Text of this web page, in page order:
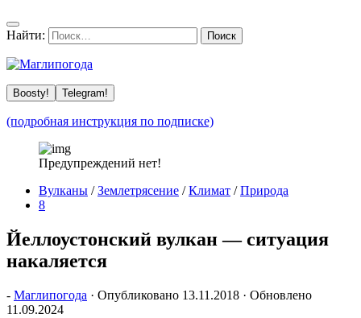
Найти:
Boosty! Telegram!
(подробная инструкция по подписке)
Предупреждений нет!
Вулканы / Землетрясение / Климат / Природа
8
Йеллоустонский вулкан — ситуация
накаляется
- Маглипогода · Опубликовано 13.11.2018 · Обновлено
11.09.2024